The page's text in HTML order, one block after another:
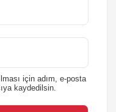
için adım, e-posta
kaydedilsin.